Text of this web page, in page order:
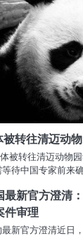
被转往清迈动
被转往清迈动物
待中国专家前来
最新官方澄清
件审理
新官方澄清近日